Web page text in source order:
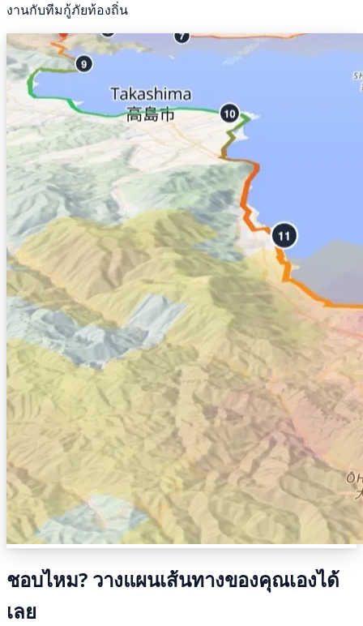
งานกับทีมกู้ภัยท้องถิ่น
ชอบไหม? วางแผนเส้นทางของคุณเองได้
เลย